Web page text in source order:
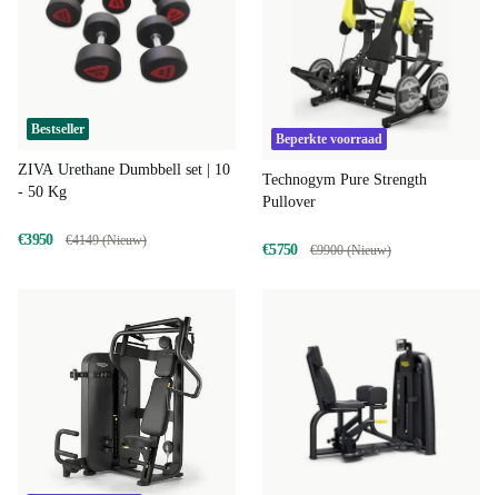
Bestseller
ZIVA Urethane Dumbbell set | 10
- 50 Kg
€3950 €4149 (Nieuw)
Beperkte voorraad
Technogym Pure Strength
Pullover
€5750 €9900 (Nieuw)